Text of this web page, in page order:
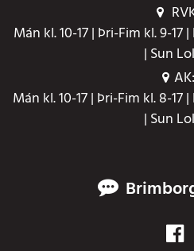
Mán kl. 10-17 | Þri-Fim kl. 9-17
| Sun
AK:
Mán kl. 10-17 | Þri-Fim kl. 8-17
| Sun